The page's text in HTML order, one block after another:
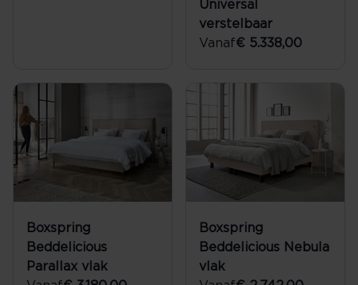
Universal
verstelbaar
Vanaf€ 5.338,00
Boxspring
Beddelicious
Parallax vlak
Boxspring
Beddelicious Nebula
vlak